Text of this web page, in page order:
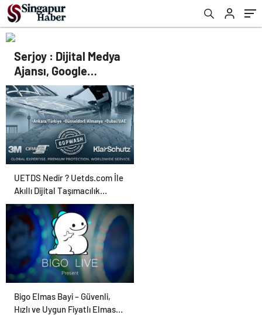
Serjoy : Dijital Medya
Ajansı, Google
Reklam Ajansı, SEO
Ajansı ve Web
Tasarım Ajansı
UETDS Nedir ? Uetds.com İle
Akıllı Dijital Taşımacılık
Yazılımı
Bigo Elmas Bayi – Güvenli,
Hızlı ve Uygun Fiyatlı Elmas